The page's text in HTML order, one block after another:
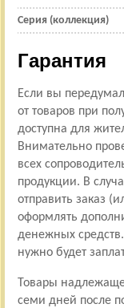
Серия (коллекция)
Гарантия
Если вы
от товаров при
доступна для
Внимательно
всех
продукции. В
отправить заказ
оформлять
денежных
нужно будет
Товары
семи дней после